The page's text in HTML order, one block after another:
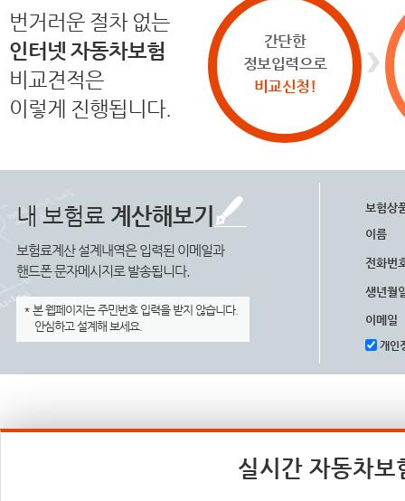
번거러운 절차 없는
인터넷 자동차보험
비교견적은
이렇게 진행됩니다.
간단한
정보입력으로
비교신청!
내 보험료 계산해보기
보험료계산 설계내역은 입력된 이메일과
핸드폰 문자메시지로 발송됩니다.
* 본 웹페이지는 주민번호 입력을 받지 않습니다.
안심하고 설계해 보세요.
보험상
이름
전화번
생년월
이메일
개인
실시간 자동차보